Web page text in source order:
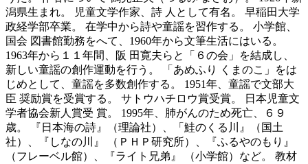
潟県生まれ。 児童文学作家、詩 人として有名。 早稲田大学
政経学部卒業。 在学中から詩や童謡を習作する。 小学館、
国会 図書館勤務をへて、1960年から文筆生活にはいる。
1963年から１１年間、阪 田寛夫らと「６の会」を結成し、
新しい童謡の創作運動を行う。 「あめふり くまのこ」をは
じめとして、童謡を多数創作する。 1951年、童謡で文部大
臣 奨励賞を受賞する。 サトウハチロウ賞受賞。 日本児童文
学者協会新人賞受 賞。 1995年、肺がんのため死亡、６９
歳。 『日本海の詩』（理論社）、「鮭のくる川』（国土
社）、『しなの川』 （ＰＨＰ研究所）、『ふるやのもり』
（フレーベル館）、『ライト兄弟』 （小学館）など。 教材